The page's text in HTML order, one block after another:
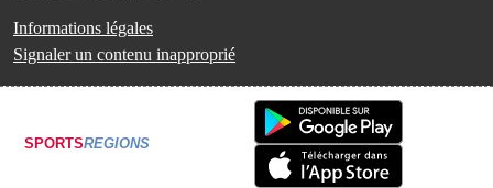
Informations légales
Signaler un contenu inapproprié
SPORTSREGIONS